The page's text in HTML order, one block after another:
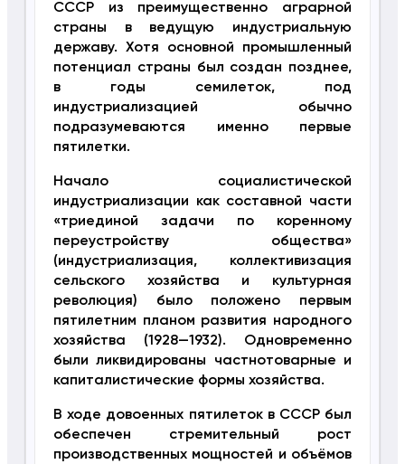
СССР из преимущественно аграрной
страны в ведущую индустриальную
державу. Хотя основной промышленный
потенциал страны был создан позднее,
в годы семилеток, под
индустриализацией обычно
подразумеваются именно первые
пятилетки.
Начало социалистической
индустриализации как составной части
«триединой задачи по коренному
переустройству общества»
(индустриализация, коллективизация
сельского хозяйства и культурная
революция) было положено первым
пятилетним планом развития народного
хозяйства (1928—1932). Одновременно
были ликвидированы частнотоварные и
капиталистические формы хозяйства.
В ходе довоенных пятилеток в СССР был
обеспечен стремительный рост
производственных мощностей и объёмов